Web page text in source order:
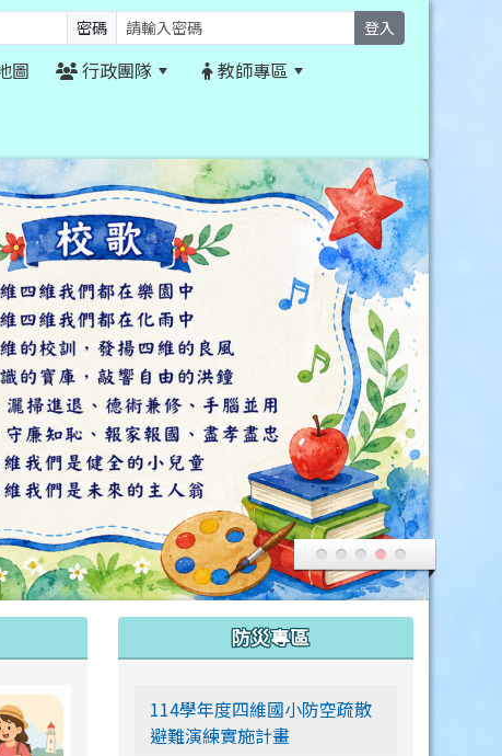
密碼 登入
圖 行政團隊
教師專區
link to https://siwei-family.work-
防災專區
114學年度四維國小防空疏散
避難演練實施計畫